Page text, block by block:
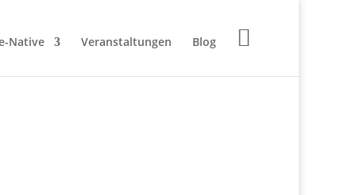
Native Veranstaltungen Blog 